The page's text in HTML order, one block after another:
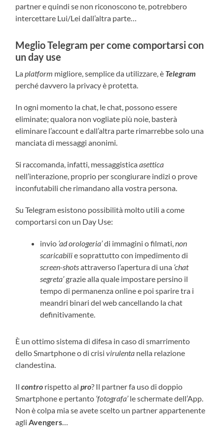
partner e quindi se non riconoscono te, potrebbero
intercettare Lui/Lei dall’altra parte…
Meglio Telegram per come comportarsi con
un day use
Laplatform migliore, semplice da utilizzare, è Telegram
perché davvero la privacy è protetta.
In ogni momento la chat, le chat, possono essere
eliminate; qualora non vogliate più noie, basterà
eliminare l’account e dall’altra parte rimarrebbe solo una
manciata di messaggi anonimi.
Si raccomanda, infatti, messaggisticaasettica
nell’interazione, proprio per scongiurare indizi o prove
inconfutabili che rimandano alla vostra persona.
Su Telegram esistono possibilità molto utili a come
comportarsi con un Day Use:
invio ‘ad orologeria’di immagini o filmati,non
scaricabilie soprattutto con impedimento di
screen-shotsattraverso l’apertura di una ‘chat
segreta’grazie alla quale impostare persino il
tempo di permanenza online e poi sparire tra i
meandri binari del web cancellando la chat
definitivamente.
È un ottimo sistema di difesa in caso di smarrimento
dello Smartphone o di crisivirulenta nella relazione
clandestina.
Ilcontro rispetto alpro? Il partner fa uso di doppio
Smartphone e pertanto ‘fotografa’le schermate dell’App.
Non è colpa mia se avete scelto un partner appartenente
agliAvengers…